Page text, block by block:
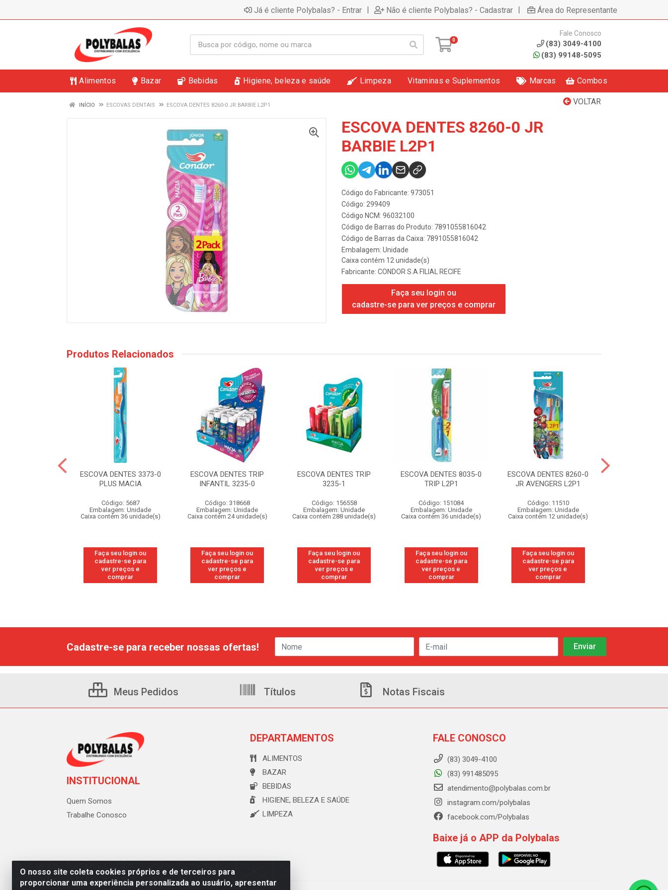
Já é cliente Polybalas? - Entrar | Não é cliente Polybalas? - Cadastrar | Área do Representante
0
Fale Conosco
(83) 3049-4100
(83) 99148-5095
Alimentos Bazar Bebidas Higiene, beleza e saúde Limpeza Vitaminas e Suplementos Marcas Combos
VOLTAR
INÍCIO ESCOVAS DENTAIS ESCOVA DENTES 8260-0 JR BARBIE L2P1
ESCOVA DENTES 8260-0 JR
BARBIE L2P1
Código do Fabricante: 973051
Código: 299409
Código NCM: 96032100
Código de Barras do Produto: 7891055816042
Código de Barras da Caixa: 7891055816042
Embalagem: Unidade
Caixa contém 12 unidade(s)
Fabricante: CONDOR S.A FILIAL RECIFE
Faça seu login ou
cadastre-se para ver preços e comprar
Produtos Relacionados
ESCOVA DENTES 3373-0
PLUS MACIA
Código: 5687
Embalagem: Unidade
Caixa contém 36 unidade(s)
Faça seu login ou
cadastre-se para
ver preços e
comprar
ESCOVA DENTES TRIP
INFANTIL 3235-0
Código: 318668
Embalagem: Unidade
Caixa contém 24 unidade(s)
Faça seu login ou
cadastre-se para
ver preços e
comprar
ESCOVA DENTES TRIP
3235-1
Código: 156558
Embalagem: Unidade
Caixa contém 288 unidade(s)
Faça seu login ou
cadastre-se para
ver preços e
comprar
ESCOVA DENTES 8035-0
TRIP L2P1
Código: 151084
Embalagem: Unidade
Caixa contém 36 unidade(s)
Faça seu login ou
cadastre-se para
ver preços e
comprar
ESCOVA DENTES 8260-0
JR AVENGERS L2P1
Código: 11510
Embalagem: Unidade
Caixa contém 12 unidade(s)
Faça seu login ou
cadastre-se para
ver preços e
comprar
O nosso site coleta cookies próprios e de terceiros para
proporcionar uma experiência personalizada ao usuário, apresentar
Cadastre-se para receber nossas ofertas!
Meus Pedidos Títulos Notas Fiscais
INSTITUCIONAL
Quem Somos
Trabalhe Conosco
DEPARTAMENTOS
ALIMENTOS
BAZAR
BEBIDAS
HIGIENE, BELEZA E SAÚDE
LIMPEZA
FALE CONOSCO
(83) 3049-4100
(83) 991485095
atendimento@polybalas.com.br
instagram.com/polybalas
facebook.com/Polybalas
Baixe já o APP da Polybalas